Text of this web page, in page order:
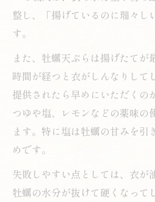
整し、「揚げているのに瑞々し
す。
また、牡蠣天ぷらは揚げたてが
時間が経つと衣がしんなりして
提供されたら早めにいただくの
つゆや塩、レモンなどの薬味の
ます。特に塩は牡蠣の甘みを引
めです。
失敗しやすい点としては、衣が
牡蠣の水分が抜けて硬くなって